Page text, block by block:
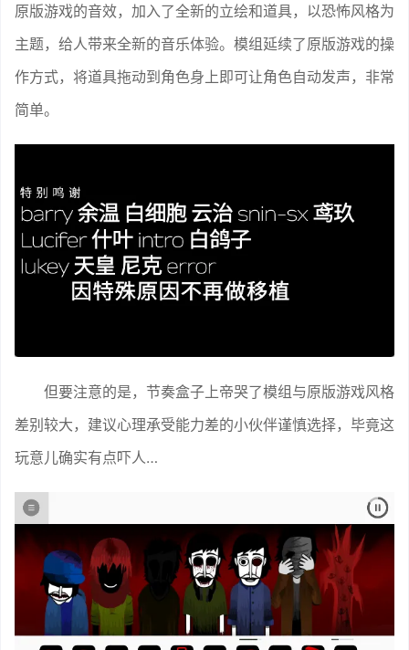
原版游戏的音效，加入了全新的立绘和道具，以恐怖风格为
主题，给人带来全新的音乐体验。模组延续了原版游戏的操
作方式，将道具拖动到角色身上即可让角色自动发声，非常
简单。
但要注意的是，节奏盒子上帝哭了模组与原版游戏风格
差别较大，建议心理承受能力差的小伙伴谨慎选择，毕竟这
玩意儿确实有点吓人…